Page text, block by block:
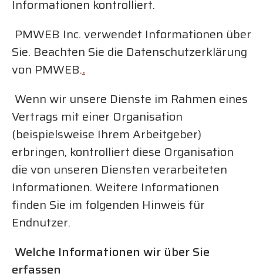
Informationen kontrolliert.
PMWEB Inc. verwendet Informationen über
Sie. Beachten Sie die Datenschutzerklärung
von PMWEB..
Wenn wir unsere Dienste im Rahmen eines
Vertrags mit einer Organisation
(beispielsweise Ihrem Arbeitgeber)
erbringen, kontrolliert diese Organisation
die von unseren Diensten verarbeiteten
Informationen. Weitere Informationen
finden Sie im folgenden Hinweis für
Endnutzer.
Welche Informationen wir über Sie
erfassen